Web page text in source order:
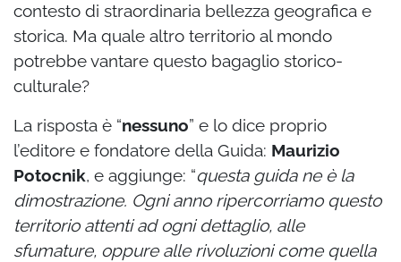
contesto di straordinaria bellezza geografica e
storica. Ma quale altro territorio al mondo
potrebbe vantare questo bagaglio storico-
culturale?
La risposta è “nessuno” e lo dice proprio
l’editore e fondatore della Guida: Maurizio
Potocnik, e aggiunge: “questa guida ne è la
dimostrazione. Ogni anno ripercorriamo questo
territorio attenti ad ogni dettaglio, alle
sfumature, oppure alle rivoluzioni come quella